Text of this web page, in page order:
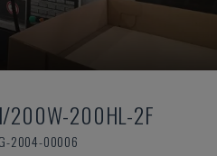
200W-200HL-2F
2004-00006